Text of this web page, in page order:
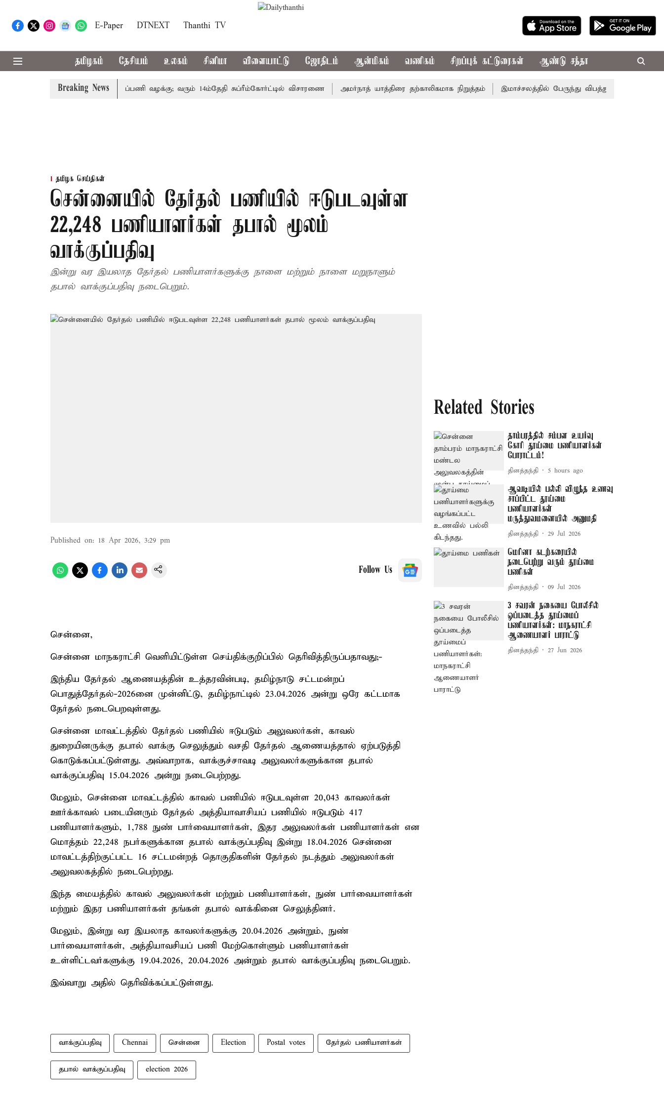
E-Paper DTNEXT Thanthi TV
தமிழகம் தேசியம் உலகம் சினிமா விளையாட்டு ஜோதிடம் ஆன்மிகம் வணிகம் சிறப்புக் கட்டுரைகள் ஆண்டு சந்தா
Breaking News
குடும்பத்தினருக்கு அரசுப்பணி வழக்கு; வரும் 14ம்தேதி சுப்ரீம்கோர்ட்டில் விசாரணை அமர்நாத் யாத்திரை தற்காலிகமாக நிறுத்தம் இமாச்சலத்தில் பேருந்து விபத்து; 7 பேர் பலி -
தமிழக செய்திகள்
சென்னையில் தேர்தல் பணியில் ஈடுபடவுள்ள
22,248 பணியாளர்கள் தபால் மூலம்
வாக்குப்பதிவு
இன்று வர இயலாத தேர்தல் பணியாளர்களுக்கு நாளை மற்றும் நாளை மறுநாளும்
தபால் வாக்குப்பதிவு நடைபெறும்.
Published on: 18 Apr 2026, 3:29 pm
Follow Us
சென்னை,
சென்னை மாநகராட்சி வெளியிட்டுள்ள செய்திக்குறிப்பில் தெரிவித்திருப்பதாவது;-
இந்திய தேர்தல் ஆணையத்தின் உத்தரவின்படி, தமிழ்நாடு சட்டமன்றப்
பொதுத்தேர்தல்-2026னை முன்னிட்டு, தமிழ்நாட்டில் 23.04.2026 அன்று ஒரே கட்டமாக
தேர்தல் நடைபெறவுள்ளது.
சென்னை மாவட்டத்தில் தேர்தல் பணியில் ஈடுபடும் அலுவலர்கள், காவல்
துறையினருக்கு தபால் வாக்கு செலுத்தும் வசதி தேர்தல் ஆணையத்தால் ஏற்படுத்தி
கொடுக்கப்பட்டுள்ளது. அவ்வாறாக, வாக்குச்சாவடி அலுவலர்களுக்கான தபால்
வாக்குப்பதிவு 15.04.2026 அன்று நடைபெற்றது.
மேலும், சென்னை மாவட்டத்தில் காவல் பணியில் ஈடுபடவுள்ள 20,043 காவலர்கள்
ஊர்க்காவல் படையினரும் தேர்தல் அத்தியாவாசியப் பணியில் ஈடுபடும் 417
பணியாளர்களும், 1,788 நுண் பார்வையாளர்கள், இதர அலுவலர்கள் பணியாளர்கள் என
மொத்தம் 22,248 நபர்களுக்கான தபால் வாக்குப்பதிவு இன்று 18.04.2026 சென்னை
மாவட்டத்திற்குட்பட்ட 16 சட்டமன்றத் தொகுதிகளின் தேர்தல் நடத்தும் அலுவலர்கள்
அலுவலகத்தில் நடைபெற்றது.
இந்த மையத்தில் காவல் அலுவலர்கள் மற்றும் பணியாளர்கள், நுண் பார்வையாளர்கள்
மற்றும் இதர பணியாளர்கள் தங்கள் தபால் வாக்கினை செலுத்தினர்.
மேலும், இன்று வர இயலாத காவலர்களுக்கு 20.04.2026 அன்றும், நுண்
பார்வையாளர்கள், அத்தியாவசியப் பணி மேற்கொள்ளும் பணியாளர்கள்
உள்ளிட்டவர்களுக்கு 19.04.2026, 20.04.2026 அன்றும் தபால் வாக்குப்பதிவு நடைபெறும்.
இவ்வாறு அதில் தெரிவிக்கப்பட்டுள்ளது.
வாக்குப்பதிவு Chennai சென்னை Election Postal votes தேர்தல் பணியாளர்கள்
தபால் வாக்குப்பதிவு election 2026
Related Stories
தாம்பரத்தில் சம்பள உயர்வு
கோரி தூய்மை பணியாளர்கள்
போராட்டம்!
தினத்தந்தி 5 hours ago
ஆவடியில் பல்லி விழுந்த உணவு
சாப்பிட்ட தூய்மை
பணியாளர்கள்
மருத்துவமனையில் அனுமதி
தினத்தந்தி 29 Jul 2026
மெரினா கடற்கரையில்
நடைபெற்று வரும் தூய்மை
பணிகள்
தினத்தந்தி 09 Jul 2026
3 சவரன் நகையை போலீசில்
ஒப்படைத்த தூய்மைப்
பணியாளர்கள்: மாநகராட்சி
ஆணையாளர் பாராட்டு
தினத்தந்தி 27 Jun 2026